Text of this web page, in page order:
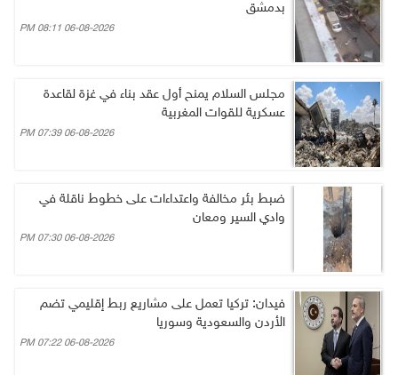
بدمشق
06-08-2026 08:11 PM
مجلس السلام يمنح أول عقد بناء في غزة لقاعدة
عسكرية للقوات المغربية
06-08-2026 07:39 PM
ضبط بئر مخالفة واعتداءات على خطوط ناقلة في
وادي السير ومعان
06-08-2026 07:30 PM
فيدان: تركيا تعمل على مشاريع ربط إقليمي تضم
الأردن والسعودية وسوريا
06-08-2026 07:22 PM